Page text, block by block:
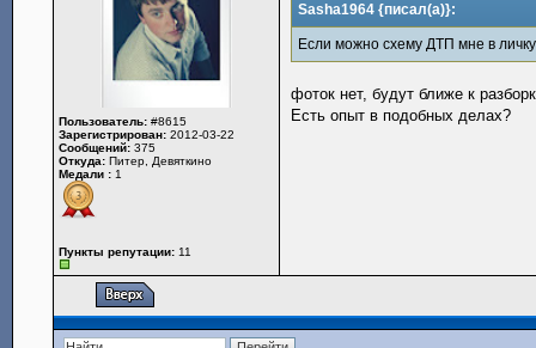
Пользователь: #8615
Зарегистрирован: 2012-03-22
Сообщений: 375
Откуда: Питер, Девяткино
Медали : 1
Пункты репутации: 11
Sasha1964 {писал(а)}:
Если можно схему ДТП мне в личку
фоток нет, будут ближе к
Есть опыт в подобных делах?